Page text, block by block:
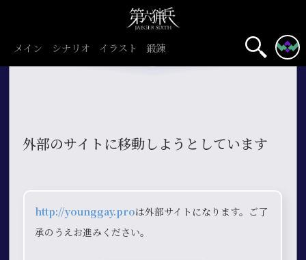
メイン シナリオ イラスト 鍛錬
外部のサイトに移動しようとしています
http://younggay.proは外部サイトになります。ご了
承のうえお進みください。